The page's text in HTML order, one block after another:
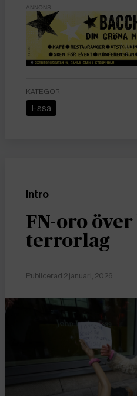
ANNONS
KATEGORI
Essä
Intro
FN-oro
terrorlag
Publicerad 2 januari, 2026